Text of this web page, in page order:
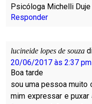
Psicóloga Michelli Duje
Responder
lucineide lopes de souza
20/06/2017 às 2:37 pm
Boa tarde
sou uma pessoa muito
mim expressar e